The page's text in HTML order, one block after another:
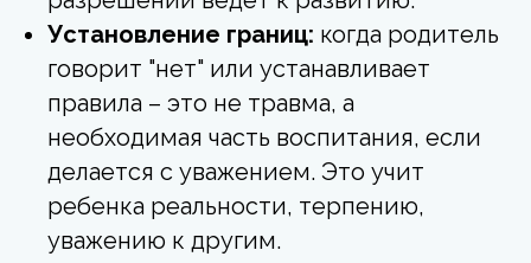
Установление границ: когда родитель
говорит "нет" или устанавливает
правила – это не травма, а
необходимая часть воспитания, если
делается с уважением. Это учит
ребенка реальности, терпению,
уважению к другим.